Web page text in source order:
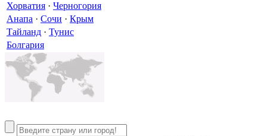
Хорватия · Черногория
Анапа · Сочи · Крым
Тайланд · Тунис
Болгария